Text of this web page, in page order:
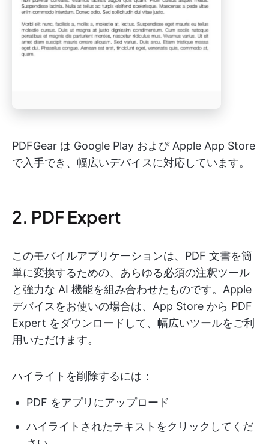
PDFGear は Google Play および Apple App Store
で入手でき、幅広いデバイスに対応しています。
2. PDF Expert
このモバイルアプリケーションは、PDF 文書を簡
単に変換するための、あらゆる必須の注釈ツール
と強力な AI 機能を組み合わせたものです。Apple
デバイスをお使いの場合は、App Store から PDF
Expert をダウンロードして、幅広いツールをご利
用いただけます。
ハイライトを削除するには：
PDF をアプリにアップロード
ハイライトされたテキストをクリックしてくだ